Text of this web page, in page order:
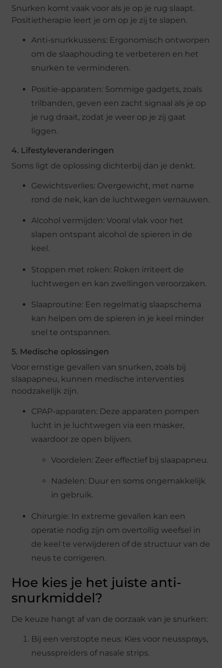
Snurken komt vaak voor als je op je rug slaapt.
Positietherapie leert je om op je zij te slapen.
Anti-snurkkussens: Ergonomisch ontworpen
om de slaaphouding te verbeteren en het
snurken te verminderen.
Positie-apparaten: Sommige gadgets, zoals
trilbanden, geven een zacht signaal als je op
je rug draait, zodat je weer op je zij gaat
liggen.
4. Lifestyleveranderingen
Soms ligt de oplossing dichterbij dan je denkt.
Gewichtsverlies: Overgewicht, met name
rond de nek, kan de luchtwegen vernauwen.
Alcohol vermijden: Vooral vlak voor het
slapen ontspant alcohol de spieren in de
keel.
Stoppen met roken: Roken irriteert de
luchtwegen en kan zwellingen veroorzaken.
Slaaproutine: Een regelmatig slaapschema
kan helpen om de spieren in je keel minder
snel te ontspannen.
5. Medische oplossingen
Voor ernstige gevallen van snurken, zoals bij
slaapapneu, kunnen medische interventies
noodzakelijk zijn.
CPAP-apparaten: Deze apparaten pompen
lucht in je luchtwegen via een masker,
waardoor ze open blijven.
Voordelen: Zeer effectief bij slaapapneu.
Nadelen: Duur en soms ongemakkelijk
in gebruik.
Chirurgie: In extreme gevallen kan een
operatie nodig zijn om overtollig weefsel in
de keel te verwijderen of de structuur van de
neus te corrigeren.
Hoe kies je het juiste anti-
snurkmiddel?
De keuze hangt af van de oorzaak van je snurken:
Bij een verstopte neus: Kies voor neussprays,
neusspreiders of nasale strips.